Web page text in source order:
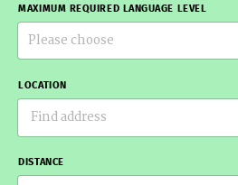
MAXIMUM REQUIRED LANGUAGE LEVEL
Please choose
LOCATION
DISTANCE